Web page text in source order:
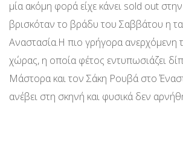
μία ακόμη φορά είχε κάνει sold out
βρισκόταν το βράδυ του Σαββάτου η
Αναστασία.Η πιο γρήγορα ανερχόμενη
χώρας, η οποία φέτος εντυπωσιάζει
Μάστορα και τον Σάκη Ρουβά στο
ανέβει στη σκηνή και φυσικά δεν